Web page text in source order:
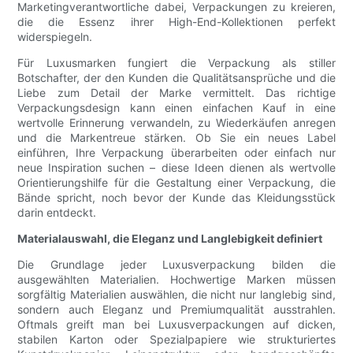
Marketingverantwortliche dabei, Verpackungen zu kreieren,
die die Essenz ihrer High-End-Kollektionen perfekt
widerspiegeln.
Für Luxusmarken fungiert die Verpackung als stiller
Botschafter, der den Kunden die Qualitätsansprüche und die
Liebe zum Detail der Marke vermittelt. Das richtige
Verpackungsdesign kann einen einfachen Kauf in eine
wertvolle Erinnerung verwandeln, zu Wiederkäufen anregen
und die Markentreue stärken. Ob Sie ein neues Label
einführen, Ihre Verpackung überarbeiten oder einfach nur
neue Inspiration suchen – diese Ideen dienen als wertvolle
Orientierungshilfe für die Gestaltung einer Verpackung, die
Bände spricht, noch bevor der Kunde das Kleidungsstück
darin entdeckt.
Materialauswahl, die Eleganz und Langlebigkeit definiert
Die Grundlage jeder Luxusverpackung bilden die
ausgewählten Materialien. Hochwertige Marken müssen
sorgfältig Materialien auswählen, die nicht nur langlebig sind,
sondern auch Eleganz und Premiumqualität ausstrahlen.
Oftmals greift man bei Luxusverpackungen auf dicken,
stabilen Karton oder Spezialpapiere wie strukturiertes